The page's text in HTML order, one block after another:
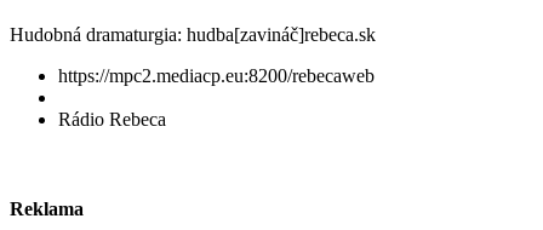
Hudobná dramaturgia: hudba[zavináč]rebeca.sk
https://mpc2.mediacp.eu:8200/rebecaweb
Rádio Rebeca
Reklama